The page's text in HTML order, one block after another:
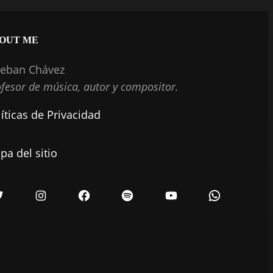
ME
Chávez
de música, autor y compositor.
de Privacidad
del sitio